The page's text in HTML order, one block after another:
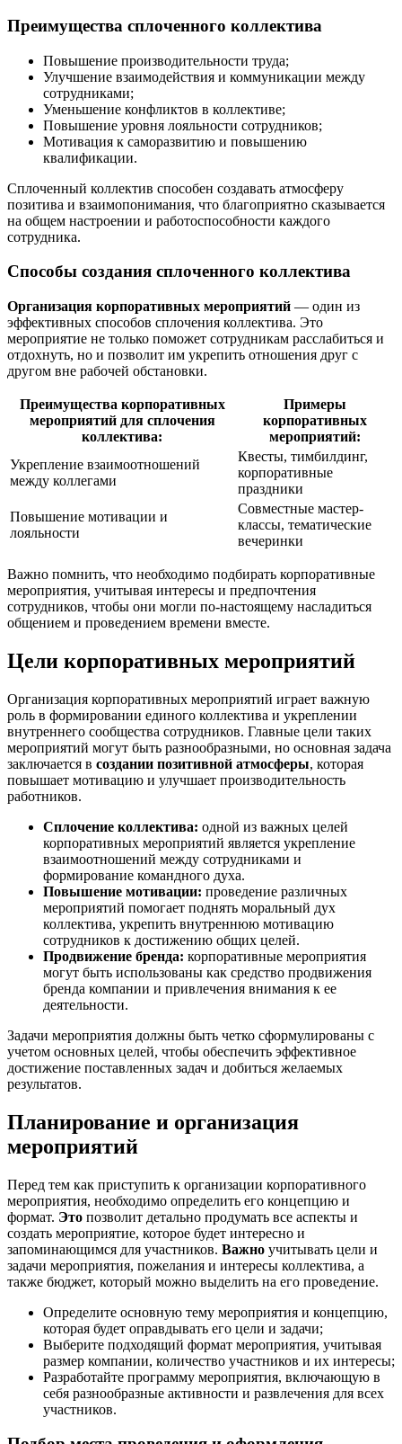
Преимущества сплоченного коллектива
Повышение производительности труда;
Улучшение взаимодействия и коммуникации между
сотрудниками;
Уменьшение конфликтов в коллективе;
Повышение уровня лояльности сотрудников;
Мотивация к саморазвитию и повышению
квалификации.
Сплоченный коллектив способен создавать атмосферу
позитива и взаимопонимания, что благоприятно сказывается
на общем настроении и работоспособности каждого
сотрудника.
Способы создания сплоченного коллектива
Организация корпоративных мероприятий — один из
эффективных способов сплочения коллектива. Это
мероприятие не только поможет сотрудникам расслабиться и
отдохнуть, но и позволит им укрепить отношения друг с
другом вне рабочей обстановки.
Преимущества корпоративных
мероприятий для сплочения
коллектива:
Примеры
корпоративных
мероприятий:
Укрепление взаимоотношений
между коллегами
Квесты, тимбилдинг,
корпоративные
праздники
Повышение мотивации и
лояльности
Совместные мастер-
классы, тематические
вечеринки
Важно помнить, что необходимо подбирать корпоративные
мероприятия, учитывая интересы и предпочтения
сотрудников, чтобы они могли по-настоящему насладиться
общением и проведением времени вместе.
Цели корпоративных мероприятий
Организация корпоративных мероприятий играет важную
роль в формировании единого коллектива и укреплении
внутреннего сообщества сотрудников. Главные цели таких
мероприятий могут быть разнообразными, но основная задача
заключается в создании позитивной атмосферы, которая
повышает мотивацию и улучшает производительность
работников.
Сплочение коллектива: одной из важных целей
корпоративных мероприятий является укрепление
взаимоотношений между сотрудниками и
формирование командного духа.
Повышение мотивации: проведение различных
мероприятий помогает поднять моральный дух
коллектива, укрепить внутреннюю мотивацию
сотрудников к достижению общих целей.
Продвижение бренда: корпоративные мероприятия
могут быть использованы как средство продвижения
бренда компании и привлечения внимания к ее
деятельности.
Задачи мероприятия должны быть четко сформулированы с
учетом основных целей, чтобы обеспечить эффективное
достижение поставленных задач и добиться желаемых
результатов.
Планирование и организация
мероприятий
Перед тем как приступить к организации корпоративного
мероприятия, необходимо определить его концепцию и
формат. Это позволит детально продумать все аспекты и
создать мероприятие, которое будет интересно и
запоминающимся для участников. Важно учитывать цели и
задачи мероприятия, пожелания и интересы коллектива, а
также бюджет, который можно выделить на его проведение.
Определите основную тему мероприятия и концепцию,
которая будет оправдывать его цели и задачи;
Выберите подходящий формат мероприятия, учитывая
размер компании, количество участников и их интересы;
Разработайте программу мероприятия, включающую в
себя разнообразные активности и развлечения для всех
участников.